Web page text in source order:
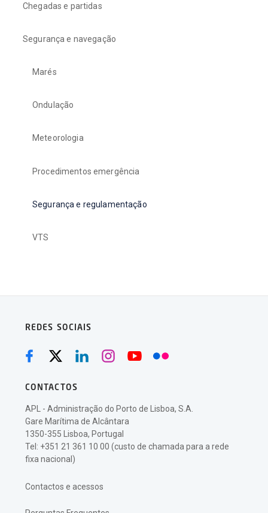
Chegadas e partidas
Segurança e navegação
Marés
Ondulação
Meteorologia
Procedimentos emergência
Segurança e regulamentação
VTS
REDES SOCIAIS
CONTACTOS
APL - Administração do Porto de Lisboa, S.A.
Gare Marítima de Alcântara
1350-355 Lisboa, Portugal
Tel: +351 21 361 10 00 (custo de chamada para a rede
fixa nacional)
Contactos e acessos